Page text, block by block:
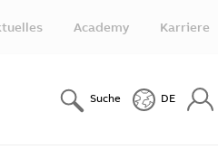
Academy Karriere
Suche DE